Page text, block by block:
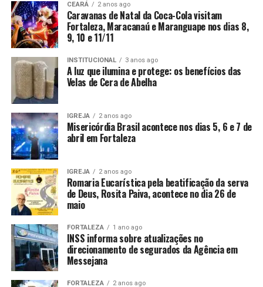
CEARÁ 2 anos ago
Caravanas de Natal da Coca-Cola visitam
Fortaleza, Maracanaú e Maranguape nos dias 8,
9, 10 e 11/11
INSTITUCIONAL 3 anos ago
A luz que ilumina e protege: os benefícios das
Velas de Cera de Abelha
IGREJA 2 anos ago
Misericórdia Brasil acontece nos dias 5, 6 e 7 de
abril em Fortaleza
IGREJA 2 anos ago
Romaria Eucarística pela beatificação da serva
de Deus, Rosita Paiva, acontece no dia 26 de
maio
FORTALEZA 1 ano ago
INSS informa sobre atualizações no
direcionamento de segurados da Agência em
Messejana
FORTALEZA 2 anos ago